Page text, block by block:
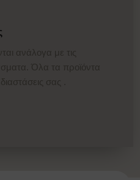
ανάλογα με τις
Όλα τα προϊόντα
σας .